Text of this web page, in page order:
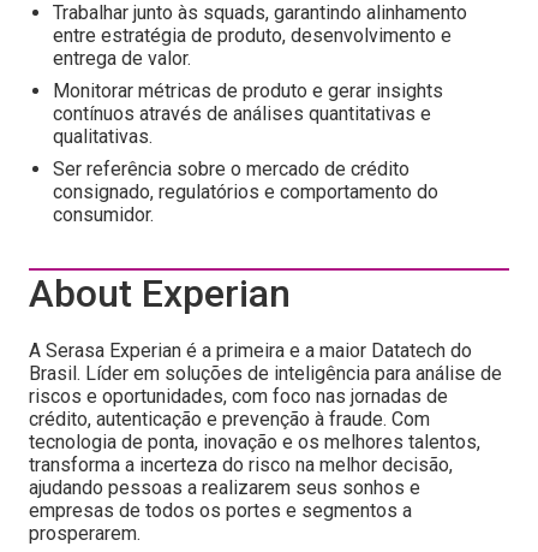
Trabalhar junto às squads, garantindo alinhamento
entre estratégia de produto, desenvolvimento e
entrega de valor.
Monitorar métricas de produto e gerar insights
contínuos através de análises quantitativas e
qualitativas.
Ser referência sobre o mercado de crédito
consignado, regulatórios e comportamento do
consumidor.
About Experian
A Serasa Experian é a primeira e a maior Datatech do
Brasil. Líder em soluções de inteligência para análise de
riscos e oportunidades, com foco nas jornadas de
crédito, autenticação e prevenção à fraude. Com
tecnologia de ponta, inovação e os melhores talentos,
transforma a incerteza do risco na melhor decisão,
ajudando pessoas a realizarem seus sonhos e
empresas de todos os portes e segmentos a
prosperarem.